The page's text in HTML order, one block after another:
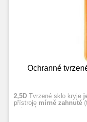
Ochranné
2,5D Tvrzené sklo kryje
přístroje mírně zahnuté
zahnutím.